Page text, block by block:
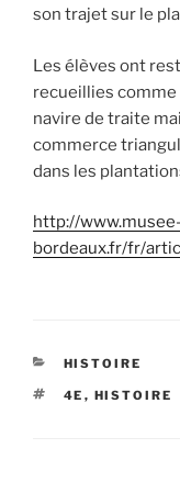
son trajet sur le
Les élèves ont
recueillies comme
navire de traite
commerce
dans les
http://
bordeaux.fr/fr/
CATÉGORIES
HISTOIRE
ÉTIQUETTES
4E , HISTOIRE